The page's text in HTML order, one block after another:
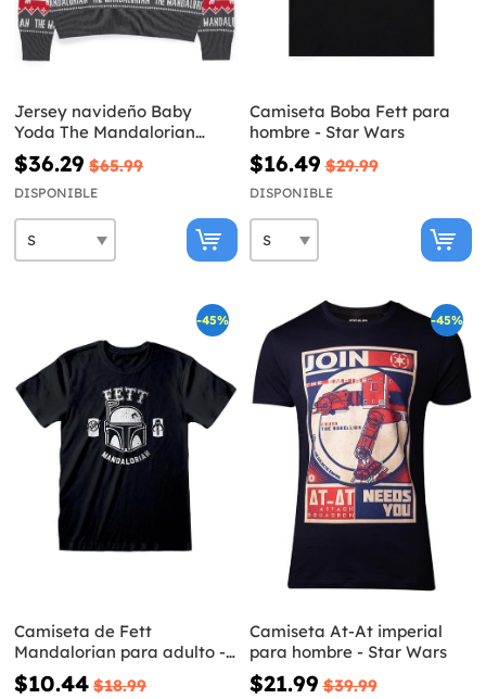
Jersey navideño Baby
Yoda The Mandalorian
para hombre - Star Wars
$36.29 $65.99
DISPONIBLE
Camiseta Boba Fett para
hombre - Star Wars
$16.49 $29.99
DISPONIBLE
-45%
Camiseta de Fett
Mandalorian para adulto -
Star Wars
$10.44 $18.99
-45%
Camiseta At-At imperial
para hombre - Star Wars
$21.99 $39.99